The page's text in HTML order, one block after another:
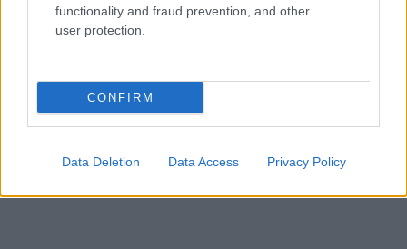
functionality and fraud prevention, and other
user protection.
CONFIRM
Data Deletion Data Access Privacy Policy
των Ηνωμένων Πολιτειών.
προβλεπόμενη παιδική παχυσαρκία φτάνει το
- σχεδόν διπλάσιο από το αντίστοιχο των
παιδιών στις ΗΠΑ.